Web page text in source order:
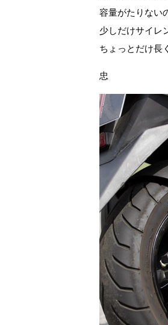
容量がたりない
少しだけサイレ
ちょっとだけ長
忠